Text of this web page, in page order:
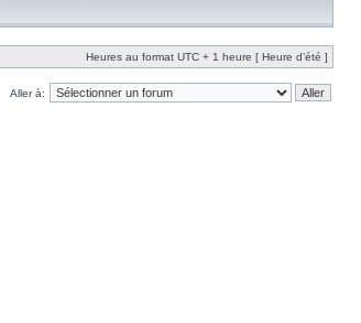
Heures au format UTC + 1 heure [ Heure d’été ]
Aller à: